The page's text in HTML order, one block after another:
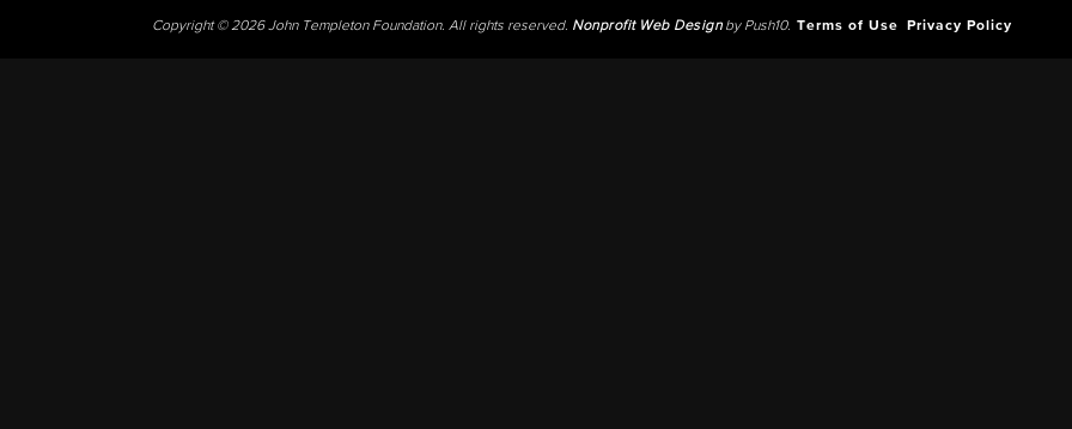
Copyright © 2026 John Templeton Foundation. All rights reserved. Nonprofit Web Designby Push10. Terms of Use Privacy Policy